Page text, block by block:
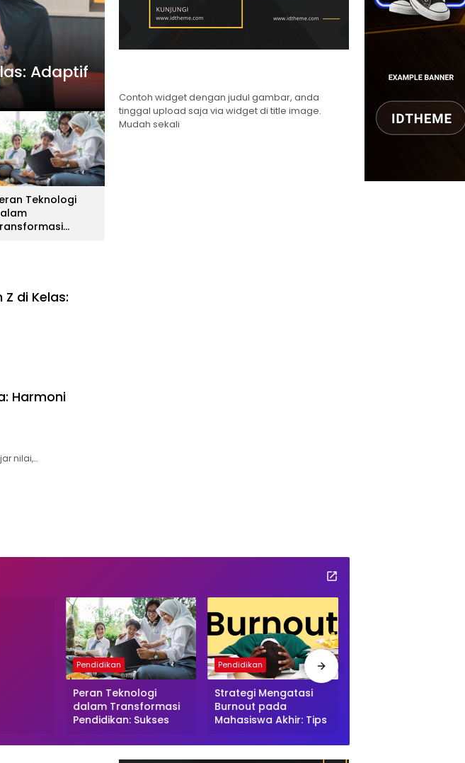
Belajar
Teknologi
di Kelas:
Harmoni
nilai,…
Contoh widget dengan judul gambar, anda
tinggal upload saja via widget di title image.
Mudah sekali
Pendidikan
Peran Teknologi
dalam Transformasi
Pendidikan: Sukses
Pendidikan
Strategi Mengatasi
Burnout pada
Mahasiswa Akhir: Tips